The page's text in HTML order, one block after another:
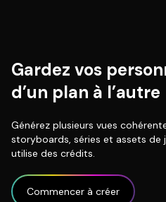
Gardez vos
d’un plan à l’autre
Générez plusieurs vues
storyboards, séries et assets de
utilise des crédits.
Commencer à créer